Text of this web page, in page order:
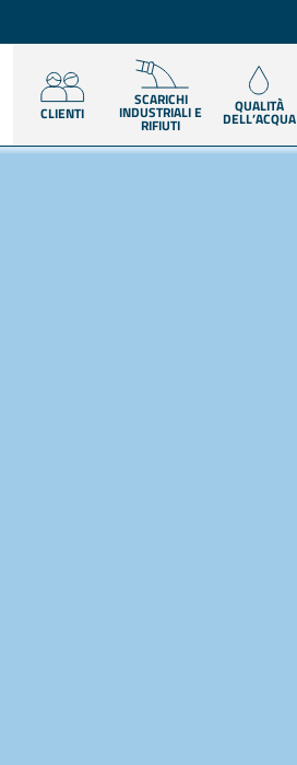
CLIENTI
SCARICHI
INDUSTRIALI E
RIFIUTI
QUALITÀ
DELL’ACQUA